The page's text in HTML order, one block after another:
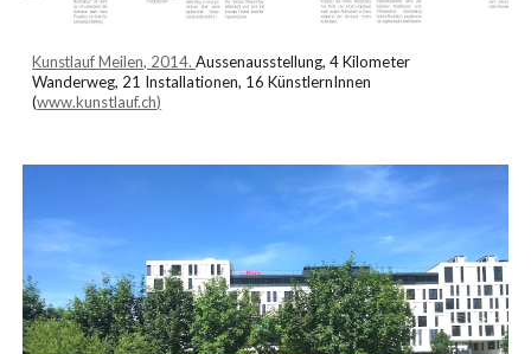
Kunstlauf Meilen, 2014.Aussenausstellung, 4 Kilometer
Wanderweg, 21 Installationen, 16 KünstlernInnen
(www.kunstlauf.ch)